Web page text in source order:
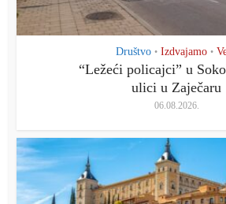
Društvo • Izdvajamo •
“Ležeći policajci” u
ulici u Zaječaru
06.08.2026.